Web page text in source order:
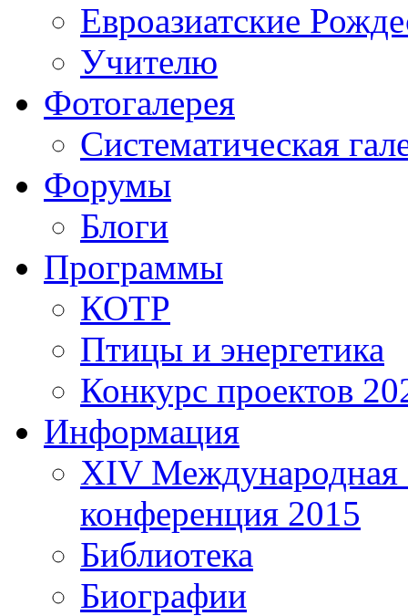
Евроазиатские
Учителю
Фотогалерея
Систематическая
Форумы
Блоги
Программы
КОТР
Птицы и энергетика
Конкурс проектов
Информация
XIV Международная
конференция 2015
Библиотека
Биографии